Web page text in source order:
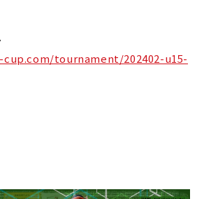
tournament/202402-u15-